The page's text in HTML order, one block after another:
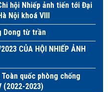
hội Nhiếp ảnh tiến tới Đại
Nội khoá VIII
Dong từ trần
CỦA HỘI NHIẾP ẢNH
quốc phòng chống
(2022-2023)